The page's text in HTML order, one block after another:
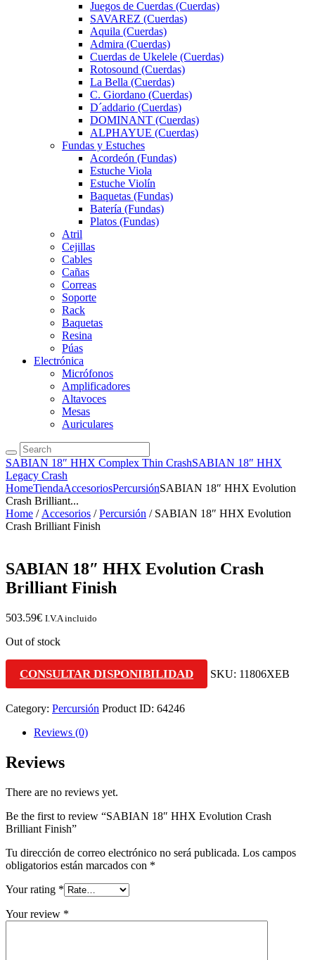
Juegos de Cuerdas (Cuerdas)
SAVAREZ (Cuerdas)
Aquila (Cuerdas)
Admira (Cuerdas)
Cuerdas de Ukelele (Cuerdas)
Rotosound (Cuerdas)
La Bella (Cuerdas)
C. Giordano (Cuerdas)
D´addario (Cuerdas)
DOMINANT (Cuerdas)
ALPHAYUE (Cuerdas)
Fundas y Estuches
Acordeón (Fundas)
Estuche Viola
Estuche Violín
Baquetas (Fundas)
Batería (Fundas)
Platos (Fundas)
Atril
Cejillas
Cables
Cañas
Correas
Soporte
Rack
Baquetas
Resina
Púas
Electrónica
Micrófonos
Amplificadores
Altavoces
Mesas
Auriculares
SABIAN 18″ HHX Complex Thin CrashSABIAN 18″ HHX
Legacy Crash
HomeTiendaAccesoriosPercursiónSABIAN 18″ HHX Evolution
Crash Brilliant...
Home / Accesorios /Percursión / SABIAN 18″ HHX Evolution
Crash Brilliant Finish
SABIAN 18″ HHX Evolution Crash
Brilliant Finish
503.59€ I.V.A incluido
Out of stock
CONSULTAR DISPONIBILIDAD SKU: 11806XEB
Category: Percursión Product ID: 64246
Reviews (0)
Reviews
There are no reviews yet.
Be the first to review “SABIAN 18″ HHX Evolution Crash
Brilliant Finish”
Tu dirección de correo electrónico no será publicada. Los campos
obligatorios están marcados con *
Your rating *
Your review *